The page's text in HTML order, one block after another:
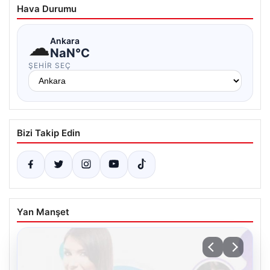
Hava Durumu
☁Ankara
NaN°C
ŞEHIR SEÇ
Bizi Takip Edin
Yan Manşet